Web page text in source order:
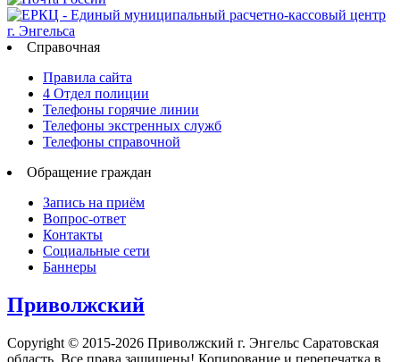
Справочная
Правила сайта
4 Отдел полиции
Телефоны горячие линии
Телефоны экстренных служб
Телефоны справочной
Обращение граждан
Запись на приём
Вопрос-ответ
Контакты
Социальные сети
Баннеры
Приволжский
Copyright © 2015-2026 Приволжский г. Энгельс Саратовская
область. Все права защищены! Копирование и перепечатка в